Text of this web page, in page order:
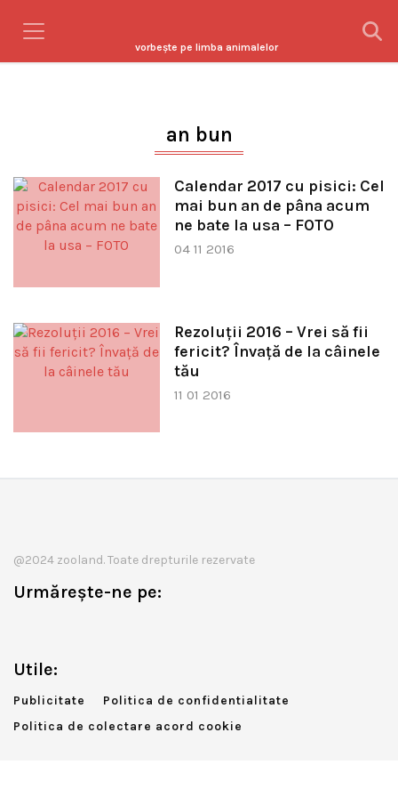
vorbeşte pe limba animalelor
an bun
Calendar 2017 cu pisici: Cel
mai bun an de pâna acum
ne bate la usa – FOTO
04 11 2016
Rezoluţii 2016 – Vrei să fii
fericit? Învaţă de la câinele
tău
11 01 2016
@2024 zooland. Toate drepturile rezervate
Urmărește-ne pe:
Utile:
Publicitate
Politica de confidentialitate
Politica de colectare acord cookie